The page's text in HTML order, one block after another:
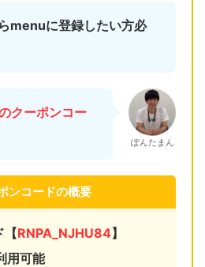
menuに登録したい方必
クーポンコー
ぽんたまん
ンコードの概要
【RNPA_NJHU84】
用可能